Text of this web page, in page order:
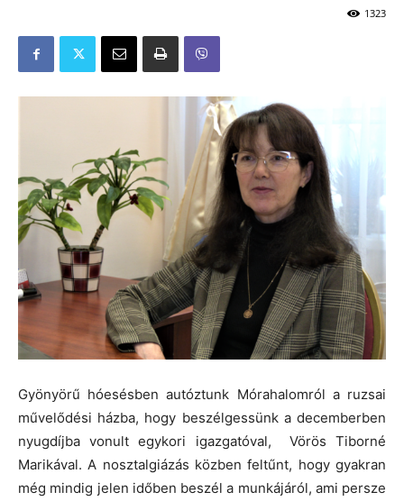
1323
Gyönyörű hóesésben autóztunk Mórahalomról a ruzsai
művelődési házba, hogy beszélgessünk a decemberben
nyugdíjba vonult egykori igazgatóval, Vörös Tiborné
Marikával. A nosztalgiázás közben feltűnt, hogy gyakran
még mindig jelen időben beszél a munkájáról, ami persze